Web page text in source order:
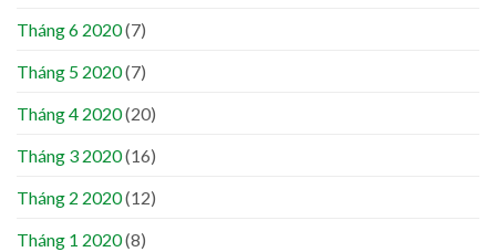
Tháng 6 2020(7)
Tháng 5 2020(7)
Tháng 4 2020(20)
Tháng 3 2020(16)
Tháng 2 2020(12)
Tháng 1 2020(8)